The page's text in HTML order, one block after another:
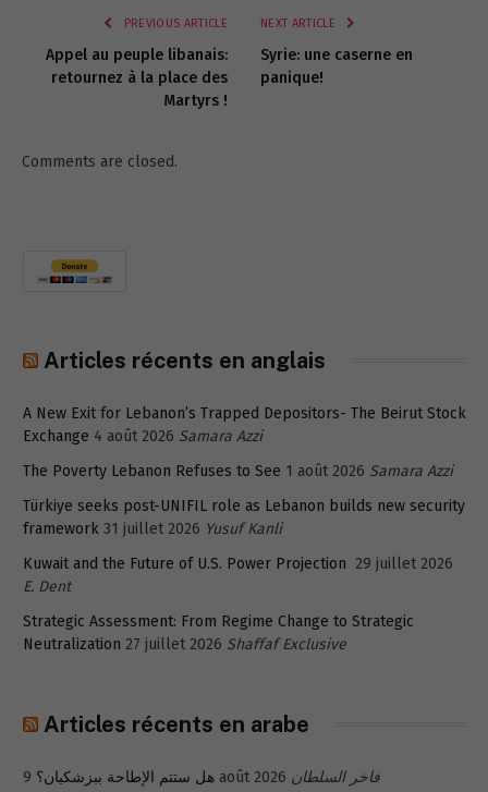
PREVIOUS ARTICLE
Appel au peuple libanais:
retournez à la place des
Martyrs !
NEXT ARTICLE
Syrie: une caserne en
panique!
Comments are closed.
Articles récents en anglais
A New Exit for Lebanon’s Trapped Depositors- The Beirut Stock
Exchange 4 août 2026 Samara Azzi
The Poverty Lebanon Refuses to See 1 août 2026 Samara Azzi
Türkiye seeks post-UNIFIL role as Lebanon builds new security
framework 31 juillet 2026 Yusuf Kanli
Kuwait and the Future of U.S. Power Projection 29 juillet 2026
E. Dent
Strategic Assessment: From Regime Change to Strategic
Neutralization 27 juillet 2026 Shaffaf Exclusive
Articles récents en arabe
هل ستتم الإطاحة ببزشكيان؟ 9 août 2026 فاخر السلطان